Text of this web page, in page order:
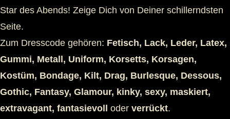
Star des Abends! Zeige Dich von Deiner schillerndsten
Seite.
Zum Dresscode gehören: Fetisch, Lack, Leder, Latex,
Gummi, Metall, Uniform, Korsetts, Korsagen,
Kostüm, Bondage, Kilt, Drag, Burlesque, Dessous,
Gothic, Fantasy, Glamour, kinky, sexy, maskiert,
extravagant, fantasievoll
oder verrückt.